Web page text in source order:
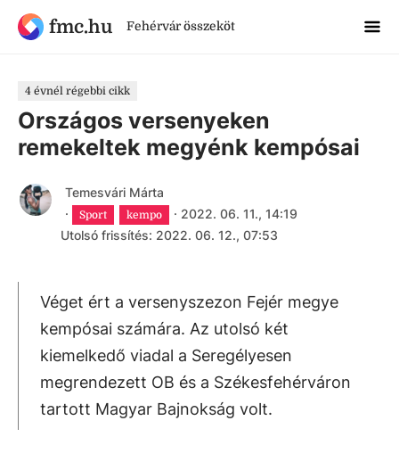
fmc.hu Fehérvár összeköt
4 évnél régebbi cikk
Országos versenyeken
remekeltek megyénk kempósai
Temesvári Márta
·
Sport kempo · 2022. 06. 11., 14:19
Utolsó frissítés: 2022. 06. 12., 07:53
Véget ért a versenyszezon Fejér megye
kempósai számára. Az utolsó két
kiemelkedő viadal a Seregélyesen
megrendezett OB és a Székesfehérváron
tartott Magyar Bajnokság volt.